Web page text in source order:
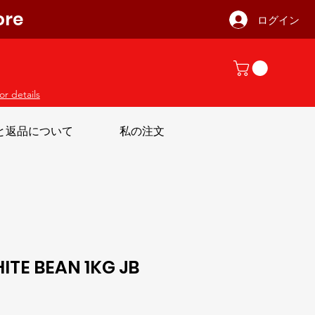
ログイン
details
返品について 私の注文
BEAN 1KG JB